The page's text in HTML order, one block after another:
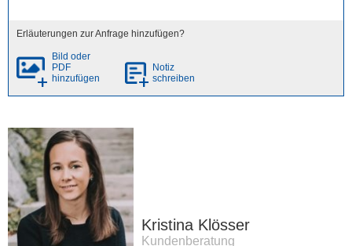
Erläuterungen zur Anfrage hinzufügen?
Bild oder
PDF
hinzufügen
Notiz
schreiben
Erläuterung/en zu Ihrer
Anfrage hinzugefügt
Kristina Klösser
Kundenberatung